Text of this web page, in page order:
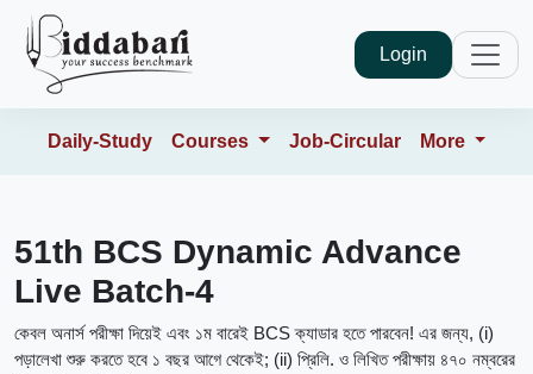
Login
Daily-Study Courses Job-Circular More
51th BCS Dynamic Advance
Live Batch-4
কেবল অনার্স পরীক্ষা দিয়েই এবং ১ম বারেই BCS ক্যাডার হতে পারবেন! এর জন্য, (i)
পড়ালেখা শুরু করতে হবে ১ বছর আগে থেকেই; (ii) প্রিলি. ও লিখিত পরীক্ষায় ৪৭০ নম্বরের